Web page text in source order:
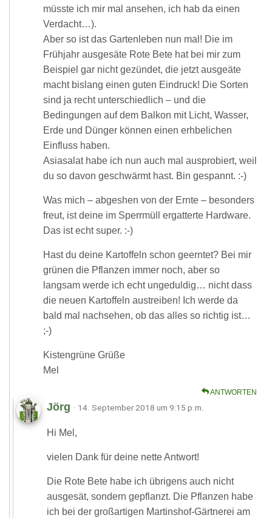
müsste ich mir mal ansehen, ich hab da einen
Verdacht…).
Aber so ist das Gartenleben nun mal! Die im
Frühjahr ausgesäte Rote Bete hat bei mir zum
Beispiel gar nicht gezündet, die jetzt ausgeäte
macht bislang einen guten Eindruck! Die Sorten
sind ja recht unterschiedlich – und die
Bedingungen auf dem Balkon mit Licht, Wasser,
Erde und Dünger können einen erhbelichen
Einfluss haben.
Asiasalat habe ich nun auch mal ausprobiert, weil
du so davon geschwärmt hast. Bin gespannt. :-)
Was mich – abgeshen von der Ernte – besonders
freut, ist deine im Sperrmüll ergatterte Hardware.
Das ist echt super. :-)
Hast du deine Kartoffeln schon geerntet? Bei mir
grünen die Pflanzen immer noch, aber so
langsam werde ich echt ungeduldig… nicht dass
die neuen Kartoffeln austreiben! Ich werde da
bald mal nachsehen, ob das alles so richtig ist…
;-)
Kistengrüne Grüße
Mel
ANTWORTEN
Jörg · 14. September 2018 um 9:15 p.m.
Hi Mel,
vielen Dank für deine nette Antwort!
Die Rote Bete habe ich übrigens auch nicht
ausgesät, sondern gepflanzt. Die Pflanzen habe
ich bei der großartigen Martinshof-Gärtnerei am